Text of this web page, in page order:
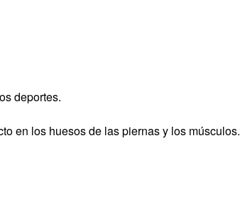
deportes.
en los huesos de las piernas y los músculos.